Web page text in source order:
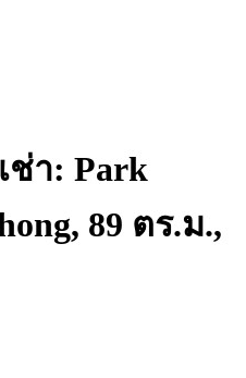
ช่า: Park
89 ตร.ม.,